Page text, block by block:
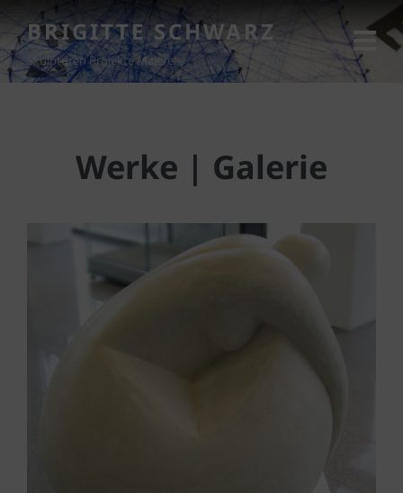
BRIGITTE SCHWARZ
Skulpturen Projekte Malerei
Werke | Galerie